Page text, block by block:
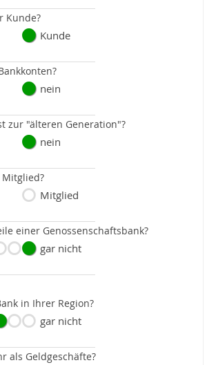
Kunde?
Kunde
nein
zur "älteren Generation"?
nein
Mitglied
einer Genossenschaftsbank?
gar nicht
in Ihrer Region?
gar nicht
als Geldgeschäfte?